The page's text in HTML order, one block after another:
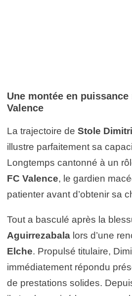
Une montée en puissance
Valence
La trajectoire de Stole
illustre parfaitement sa
Longtemps cantonné à un
FC Valence, le gardien
patienter avant d’obtenir sa
Tout a basculé après la
Aguirrezabala lors d’une
Elche. Propulsé titulaire,
immédiatement répondu
de prestations solides.